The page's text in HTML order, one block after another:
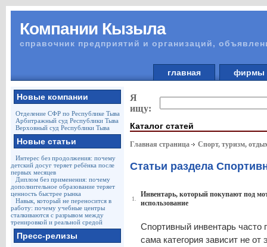
Компании Кызыла
справочник предприятий и организаций,
главная
Новые компании
Отделение СФР по Республике Тыва
Арбитражный суд Республики Тыва
Верховный суд Республики Тыва
Новые статьи
Интерес без продолжения: почему
детский досуг теряет ребёнка после
первых месяцев
Диплом без применения: почему
дополнительное образование теряет
ценность быстрее рынка
Навык, который не переносится в
работу: почему учебные центры
сталкиваются с разрывом между
тренировкой и реальной средой
Пресс-релизы
Я
ищу:
Каталог статей
Главная страница Спорт, туризм,
Статьи раздела
1.
Инвентарь, который покупают под
использование
Спортивный инвентарь часто
сама категория зависит не